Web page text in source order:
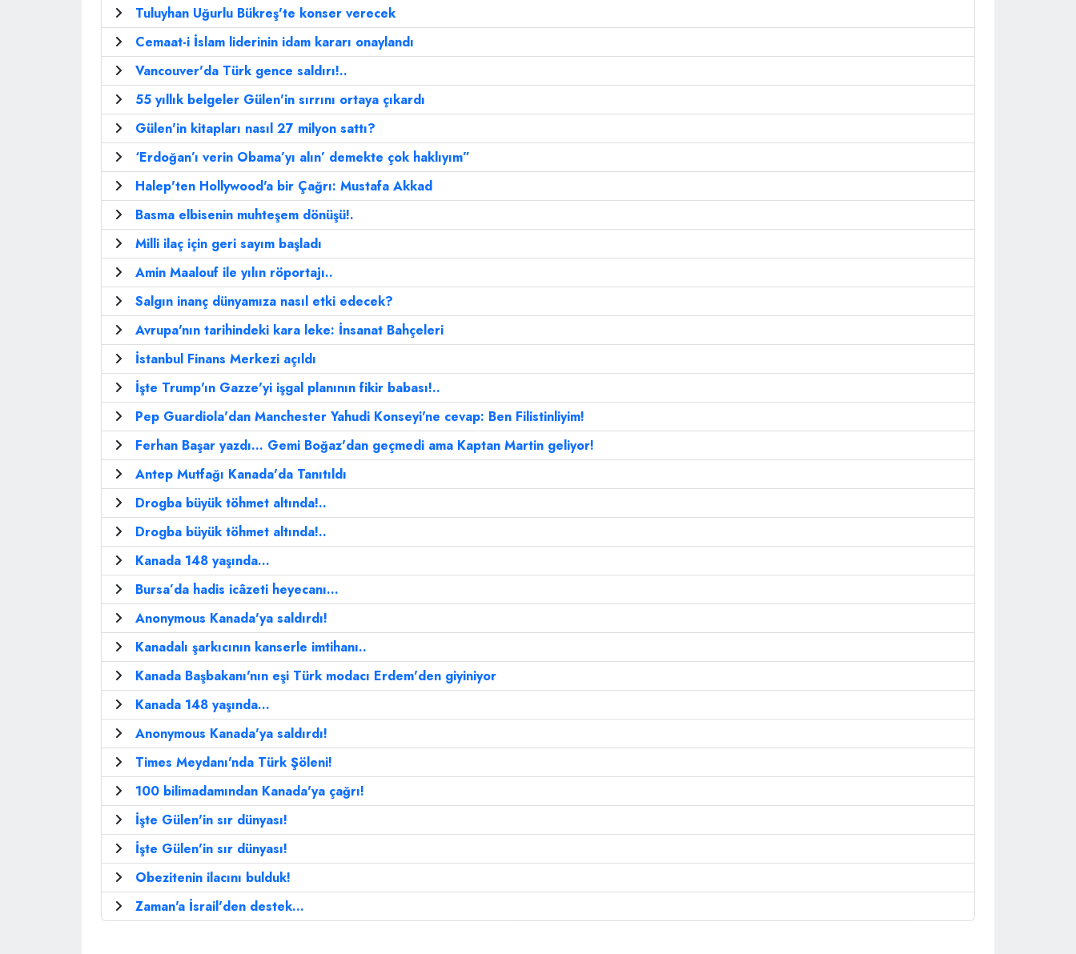
Tuluyhan Uğurlu Bükreş'te konser verecek
Cemaat-i İslam liderinin idam kararı onaylandı
Vancouver'da Türk gence saldırı!..
55 yıllık belgeler Gülen'in sırrını ortaya çıkardı
Gülen'in kitapları nasıl 27 milyon sattı?
‘Erdoğan’ı verin Obama’yı alın’ demekte çok haklıyım”
Halep'ten Hollywood'a bir Çağrı: Mustafa Akkad
Basma elbisenin muhteşem dönüşü!.
Milli ilaç için geri sayım başladı
Amin Maalouf ile yılın röportajı..
Salgın inanç dünyamıza nasıl etki edecek?
Avrupa'nın tarihindeki kara leke: İnsanat Bahçeleri
İstanbul Finans Merkezi açıldı
İşte Trump'ın Gazze'yi işgal planının fikir babası!..
Pep Guardiola'dan Manchester Yahudi Konseyi'ne cevap: Ben Filistinliyim!
Ferhan Başar yazdı... Gemi Boğaz'dan geçmedi ama Kaptan Martin geliyor!
Antep Mutfağı Kanada'da Tanıtıldı
Drogba büyük töhmet altında!..
Drogba büyük töhmet altında!..
Kanada 148 yaşında...
Bursa’da hadis icâzeti heyecanı…
Anonymous Kanada'ya saldırdı!
Kanadalı şarkıcının kanserle imtihanı..
Kanada Başbakanı'nın eşi Türk modacı Erdem'den giyiniyor
Kanada 148 yaşında...
Anonymous Kanada'ya saldırdı!
Times Meydanı'nda Türk Şöleni!
100 bilimadamından Kanada'ya çağrı!
İşte Gülen'in sır dünyası!
İşte Gülen'in sır dünyası!
Obezitenin ilacını bulduk!
Zaman'a İsrail'den destek...